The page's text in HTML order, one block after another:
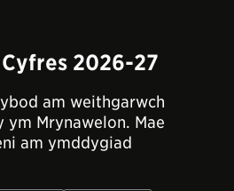
2026-27
am weithgarwch
Mrynawelon. Mae
am ymddygiad